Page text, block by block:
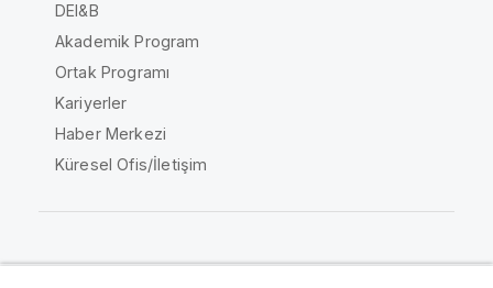
DEI&B
Akademik Program
Ortak Programı
Kariyerler
Haber Merkezi
Küresel Ofis/İletişim